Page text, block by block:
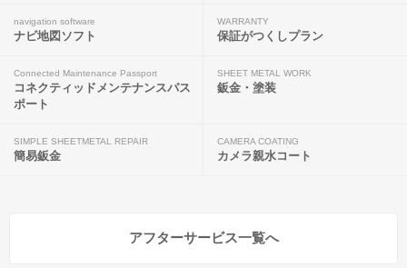
navigation software
ナビ地図ソフト
WARRANTY
保証がつくしプラン
Connected Maintenance Passport
コネクティッドメンテナンスパス
ポート
SHEET METAL WORK
鈑金・塗装
SIMPLE SHEETMETAL REPAIR
簡易鈑金
CAMERA COATING
カメラ親水コート
アフターサービス一覧へ